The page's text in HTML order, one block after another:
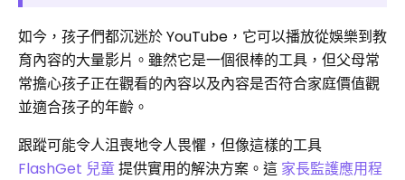
如今，孩子們都沉迷於 YouTube，它可以播放從娛樂到教
育內容的大量影片。雖然它是一個很棒的工具，但父母常
常擔心孩子正在觀看的內容以及內容是否符合家庭價值觀
並適合孩子的年齡。
跟蹤可能令人沮喪地令人畏懼，但像這樣的工具
FlashGet 兒童提供實用的解決方案。這 家長監護應用程